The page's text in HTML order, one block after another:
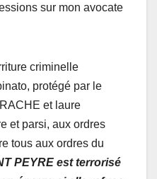
sur mon avocate
criminelle
protégé par le
et laure
et parsi, aux ordres
tous aux ordres du
PEYRE est terrorisé